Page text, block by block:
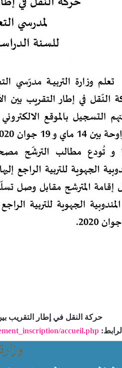
حركة النقل في إطار التقريب
الرابط: accueil.php